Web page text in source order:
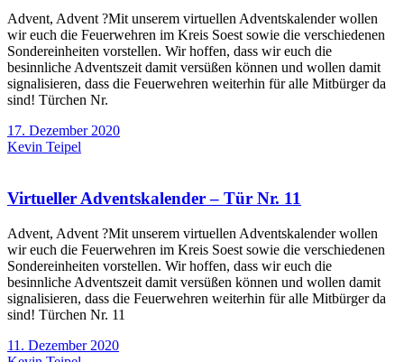
Advent, Advent ?Mit unserem virtuellen Adventskalender wollen
wir euch die Feuerwehren im Kreis Soest sowie die verschiedenen
Sondereinheiten vorstellen. Wir hoffen, dass wir euch die
besinnliche Adventszeit damit versüßen können und wollen damit
signalisieren, dass die Feuerwehren weiterhin für alle Mitbürger da
sind! Türchen Nr.
17. Dezember 2020
Kevin Teipel
Virtueller Adventskalender – Tür Nr. 11
Advent, Advent ?Mit unserem virtuellen Adventskalender wollen
wir euch die Feuerwehren im Kreis Soest sowie die verschiedenen
Sondereinheiten vorstellen. Wir hoffen, dass wir euch die
besinnliche Adventszeit damit versüßen können und wollen damit
signalisieren, dass die Feuerwehren weiterhin für alle Mitbürger da
sind! Türchen Nr. 11
11. Dezember 2020